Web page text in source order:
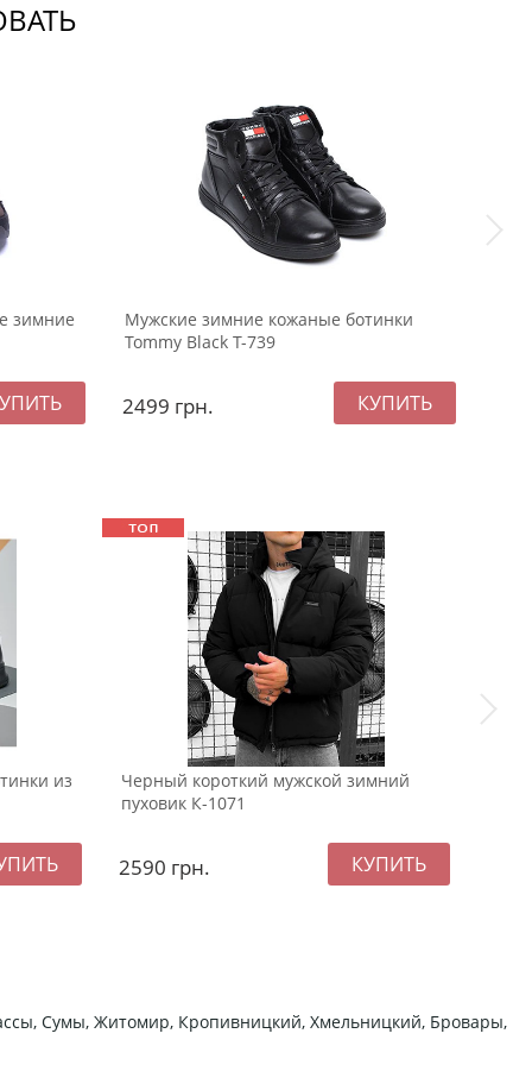
зимние
Мужские зимние кожаные ботинки
Tommy Black Т-739
2499 грн.
из
Черный короткий мужской зимний
пуховик К-1071
2590 грн.
Сумы, Житомир, Кропивницкий, Хмельницкий, Бровары,